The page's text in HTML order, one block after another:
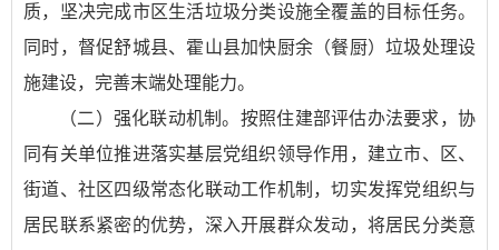
质，坚决完成市区生活垃圾分类设施全覆盖的目标任务。
同时，督促舒城县、霍山县加快厨余（餐厨）垃圾处理设
施建设，完善末端处理能力。
（二）强化联动机制。按照住建部评估办法要求，协
同有关单位推进落实基层党组织领导作用，建立市、区、
街道、社区四级常态化联动工作机制，切实发挥党组织与
居民联系紧密的优势，深入开展群众发动，将居民分类意